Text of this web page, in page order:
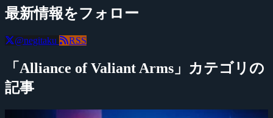
最新情報をフォロー
@negitaku RSS
「Alliance of Valiant Arms」カテゴリの
記事